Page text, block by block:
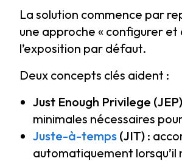
La solution commence par
une approche « configurer et
l’exposition par défaut.
Deux concepts clés aident :
Just Enough Privilege (JEP)
minimales nécessaires
Juste-à-temps (JIT) :
automatiquement lorsqu’il